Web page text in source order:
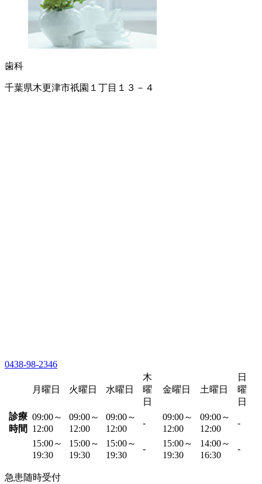
歯科
千葉県木更津市祇園１丁目１３－４
0438-98-2346
月曜日 火曜日 水曜日
木
曜
日
金曜日 土曜日
日
曜
日
診療
時間
09:00～
12:00
09:00～
12:00
09:00～
12:00
-
09:00～
12:00
09:00～
12:00
-
15:00～
19:30
15:00～
19:30
15:00～
19:30
-
15:00～
19:30
14:00～
16:30
-
急患随時受付